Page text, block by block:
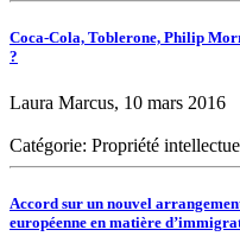
Coca-Cola, Toblerone, Philip
?
Laura Marcus, 10 mars 2016
Catégorie: Propriété
Accord sur un nouvel
européenne en matière